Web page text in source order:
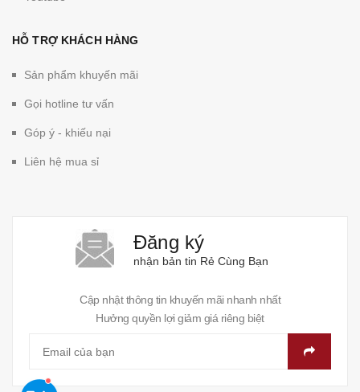
HỖ TRỢ KHÁCH HÀNG
Sản phẩm khuyến mãi
Gọi hotline tư vấn
Góp ý - khiếu nại
Liên hệ mua sỉ
Đăng ký
nhận bản tin Rẻ Cùng Bạn
Cập nhật thông tin khuyến mãi nhanh nhất
Hưởng quyền lợi giảm giá riêng biệt